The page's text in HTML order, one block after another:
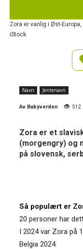
Zora er vanlig i Øst-
iStock
Navn Jentenavn
Av Babyverden 512
Zora er et
(morgengry) og
på slovensk,
Så populært er
20 personer har
I 2024 var Zora på
Belgia 2024.